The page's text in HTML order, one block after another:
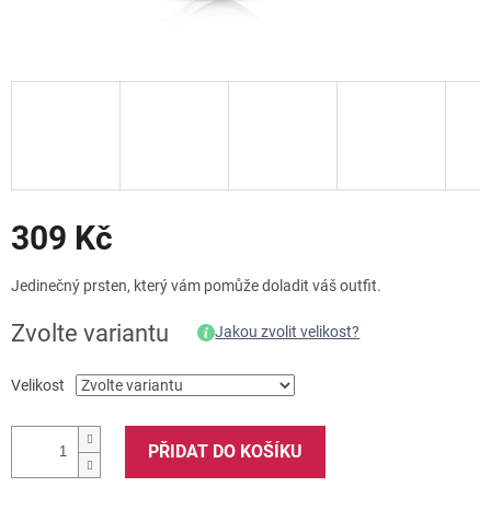
309 Kč
cena:
Jedinečný prsten, který vám pomůže doladit váš outfit.
Zvolte variantu Jakou zvolit velikost?
Velikost
PŘIDAT DO KOŠÍKU